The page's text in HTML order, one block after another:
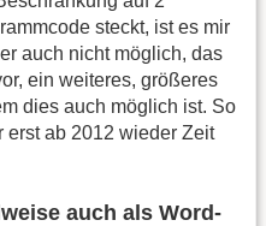
steckt, ist es mir
auch nicht möglich, das
ein weiteres, größeres
dies auch möglich ist. So
erst ab 2012 wieder Zeit
auch als Word-